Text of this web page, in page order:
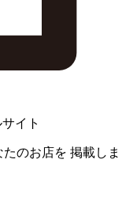
イト
たのお店を 掲載しま